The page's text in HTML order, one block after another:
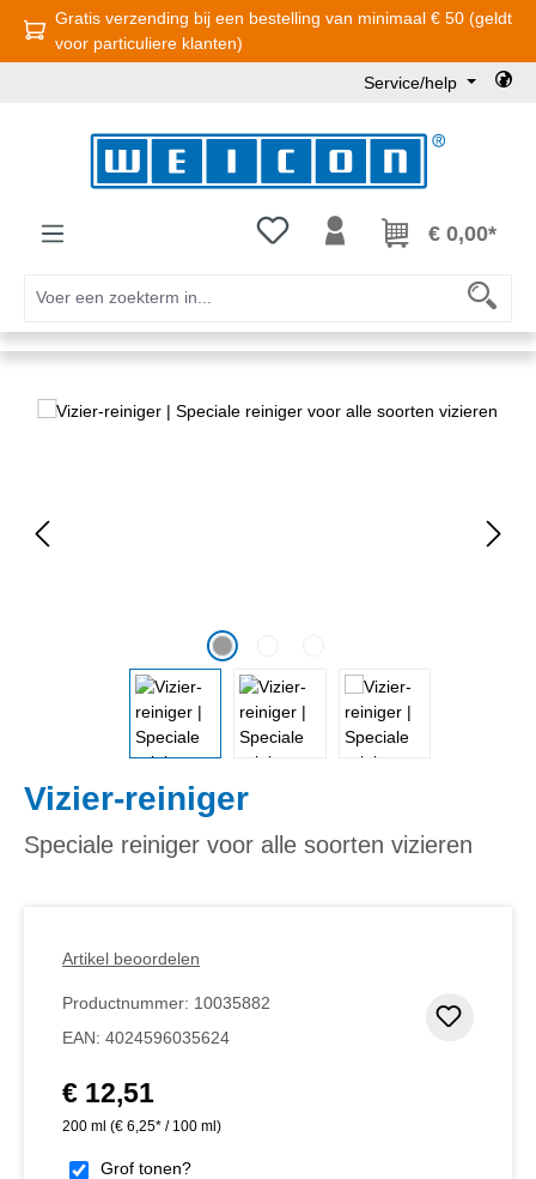
Ga naar de hoofdinhoud
Gratis verzending bij een bestelling van minimaal € 50 (geldt
voor particuliere klanten)
Service/help
Je hebt 0 items op je€ 0,00*
Afbeeldingengalerij overslaan
Vizier-reiniger
Speciale reiniger voor alle soorten vizieren
Artikel beoordelen
Productnummer: 10035882
EAN: 4024596035624
Normale prijs:
€ 12,51
200 ml (€ 6,25* / 100 ml)
Grof tonen?